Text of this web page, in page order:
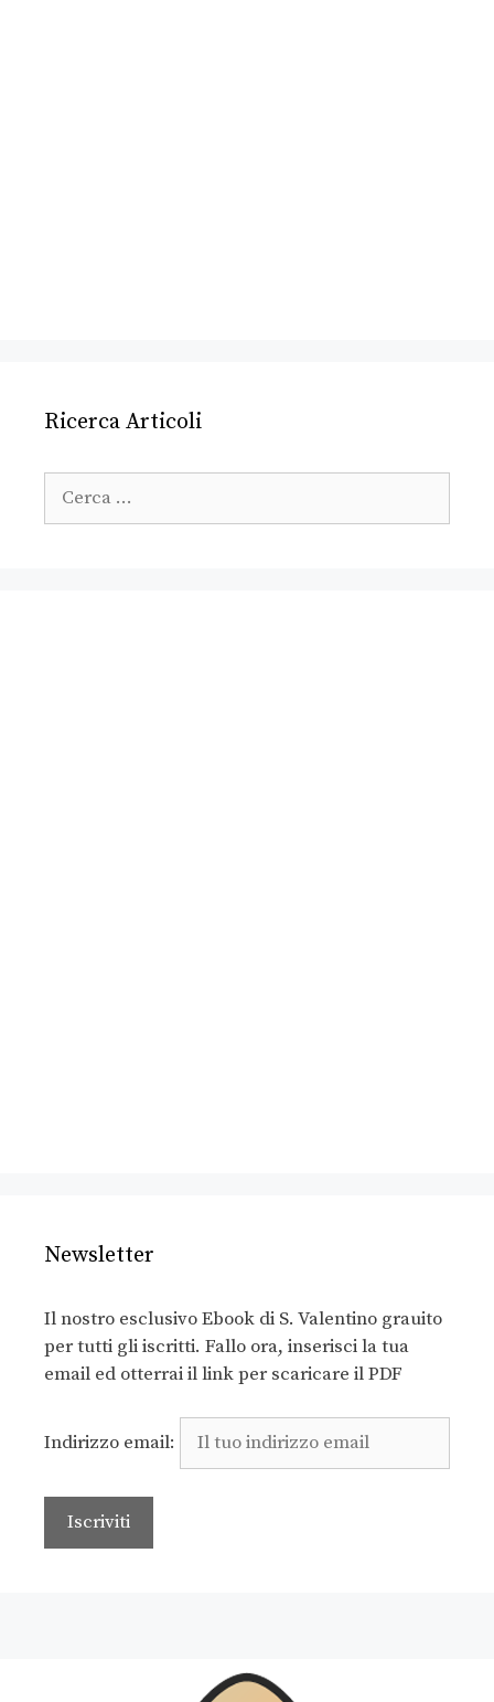
Ricerca Articoli
Newsletter
Il nostro esclusivo Ebook di S. Valentino grauito
per tutti gli iscritti. Fallo ora, inserisci la tua
email ed otterrai il link per scaricare il PDF
Indirizzo email: